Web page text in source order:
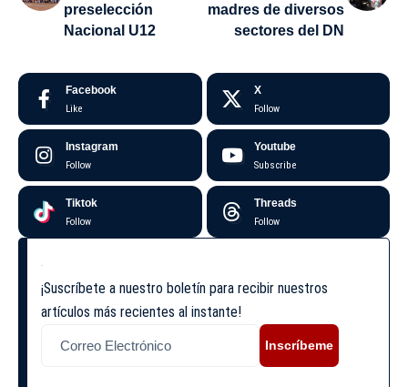
preselección
Nacional U12
madres de diversos
sectores del DN
Facebook
Like
X
Follow
Instagram
Follow
Youtube
Subscribe
Tiktok
Follow
Threads
Follow
¡Suscríbete a nuestro boletín para recibir nuestros
artículos más recientes al instante!
Inscríbeme